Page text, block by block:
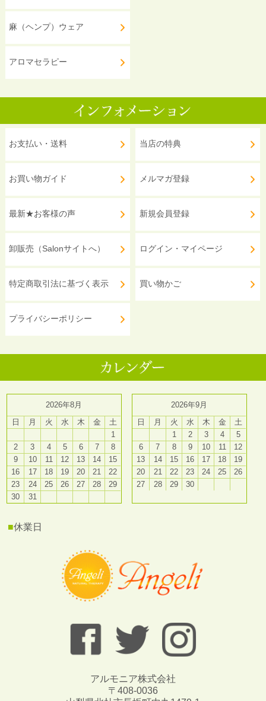
麻（ヘンプ）ウェア
アロマセラピー
お支払い・送料
お買い物ガイド
最新★お客様の声
卸販売（Salonサイトへ）
特定商取引法に基づく表示
プライバシーポリシー
当店の特典
メルマガ登録
新規会員登録
ログイン・マイページ
買い物かご
2026年8月
日
月 火 水 木 金
土
1
2
3 4 5 6 7
8
9
10 11 12 13 14
15
16
17 18 19 20 21
22
23
24 25 26 27 28
29
30
31
2026年9月
日
月 火 水 木 金
土
1
2 3 4
5
6
7 8 9 10 11
12
13
14 15 16 17 18
19
20
21 22 23 24 25
26
27
28 29 30
■休業日
アルモニア株式会社
〒408-0036